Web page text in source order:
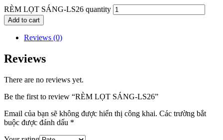
RÈM LỌT SÁNG-LS26 quantity
Add to cart
Reviews (0)
Reviews
There are no reviews yet.
Be the first to review “RÈM LỌT SÁNG-LS26”
Email của bạn sẽ không được hiển thị công khai. Các trường bắt
buộc được đánh dấu *